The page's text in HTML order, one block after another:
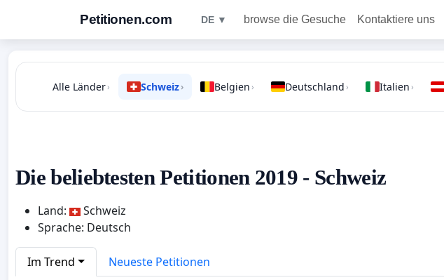
Petitionen.com DE ▼ browse die Gesuche Kontaktiere uns
Alle Länder› Schweiz› Belgien › Deutschland › Italien ›
Die beliebtesten Petitionen 2019 - Schweiz
Land:
Schweiz
Sprache: Deutsch
Im Trend Neueste Petitionen